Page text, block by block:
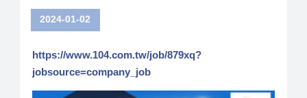
2024-01-02
https://www.104.com.tw/job/879xq?
jobsource=company_job